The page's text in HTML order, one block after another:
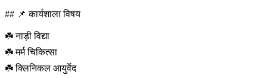
## 📌 कार्यशाला विषय
☘️ नाड़ी विद्या
☘️ मर्म चिकित्सा
☘️ क्लिनिकल आयुर्वेद